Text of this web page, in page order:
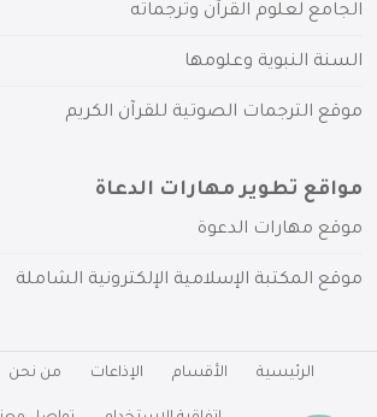
الجامع لعلوم القرآن وترجماته
السنة النبوية وعلومها
موقع الترجمات الصوتية للقرآن الكريم
مواقع تطوير مهارات الدعاة
موقع مهارات الدعوة
موقع المكتبة الإسلامية الإلكترونية الشاملة
الرئيسية الأقسام الإذاعات من نحن